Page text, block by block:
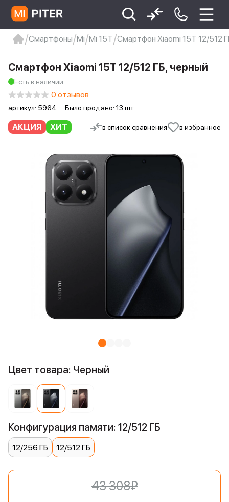
Xiaomi 9 про
xiaomi redmi 12c
Смартфоны Mi Mi 15T Смартфон Xiaomi 15T 12/512
АКЦИЯ ХИТ в список сравнения в избранное
Смартфон Xiaomi 15T 12/512 ГБ, черный
Есть в наличии
артикул: 5964 Было продано: 13 шт
0 отзывов
Цвет товара: Черный
Конфигурация памяти: 12/512 ГБ
12/256 ГБ 12/512 ГБ
43 308₽